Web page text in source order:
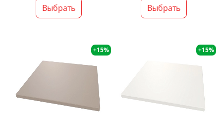
Выбрать Выбрать
+15% +15%